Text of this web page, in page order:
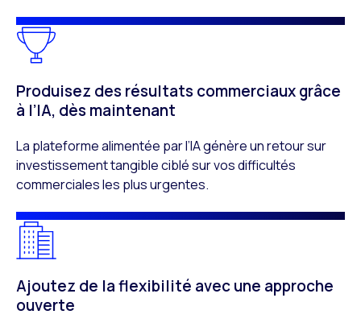
Produisez des résultats commerciaux grâce
à l’IA, dès maintenant
La plateforme alimentée par l’IA génère un retour sur
investissement tangible ciblé sur vos difficultés
commerciales les plus urgentes.
Ajoutez de la flexibilité avec une approche
ouverte